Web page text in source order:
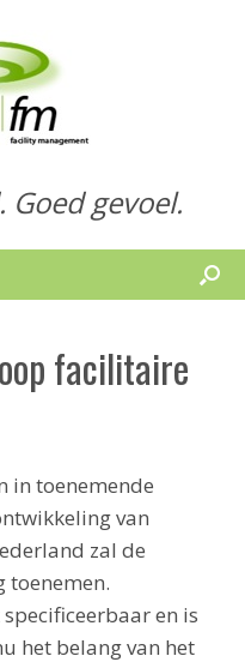
Goed gevoel.
facilitaire
in toenemende
van
zal de
en is
het belang van het